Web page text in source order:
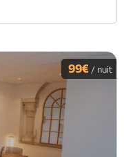
99€ / nuit